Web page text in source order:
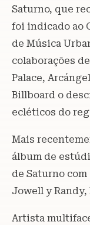
Saturno, que
foi indicado ao
de Música
colaborações
Palace,
Billboard o
ecléticos do
Mais
álbum de
de Saturno
Jowell y
Artista